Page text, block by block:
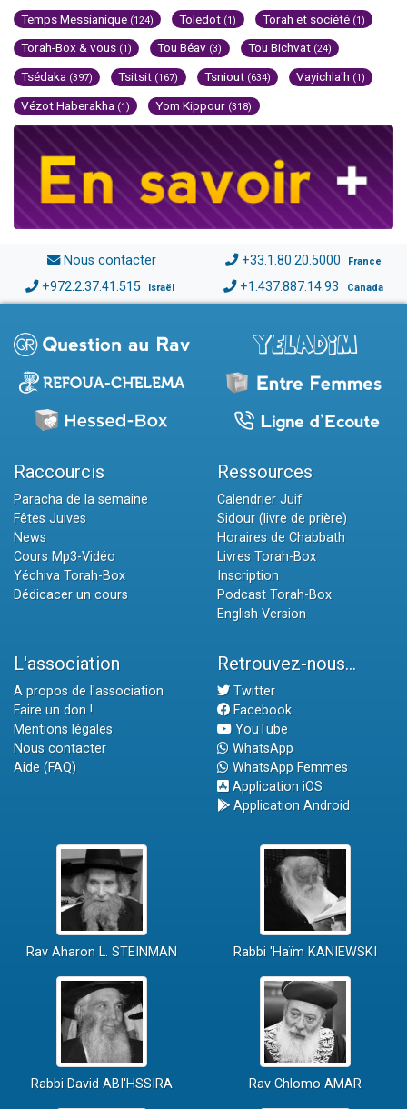
Temps Messianique (124) Toledot (1) Torah et société (1)
Torah-Box & vous (1) Tou Béav (3) Tou Bichvat (24)
Tsédaka (397) Tsitsit (167) Tsniout (634) Vayichla'h (1)
Vézot Haberakha (1) Yom Kippour (318)
Nous contacter +33.1.80.20.5000 France
+972.2.37.41.515 Israël +1.437.887.14.93 Canada
Raccourcis
Paracha de la semaine
Fêtes Juives
News
Cours Mp3-Vidéo
Yéchiva Torah-Box
Dédicacer un cours
Ressources
Calendrier Juif
Sidour (livre de prière)
Horaires de Chabbath
Livres Torah-Box
Inscription
Podcast Torah-Box
English Version
L'association
A propos de l'association
Faire un don !
Mentions légales
Nous contacter
Aide (FAQ)
Retrouvez-nous...
Twitter
Facebook
YouTube
WhatsApp
WhatsApp Femmes
Application iOS
Application Android
Rav Aharon L. STEINMAN Rabbi 'Haïm KANIEWSKI
Rabbi David ABI'HSSIRA Rav Chlomo AMAR